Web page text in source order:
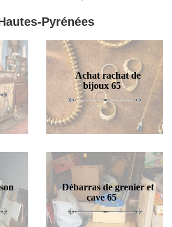
Pyrénées
Achat rachat de
bijoux 65
Débarras de grenier et
cave 65